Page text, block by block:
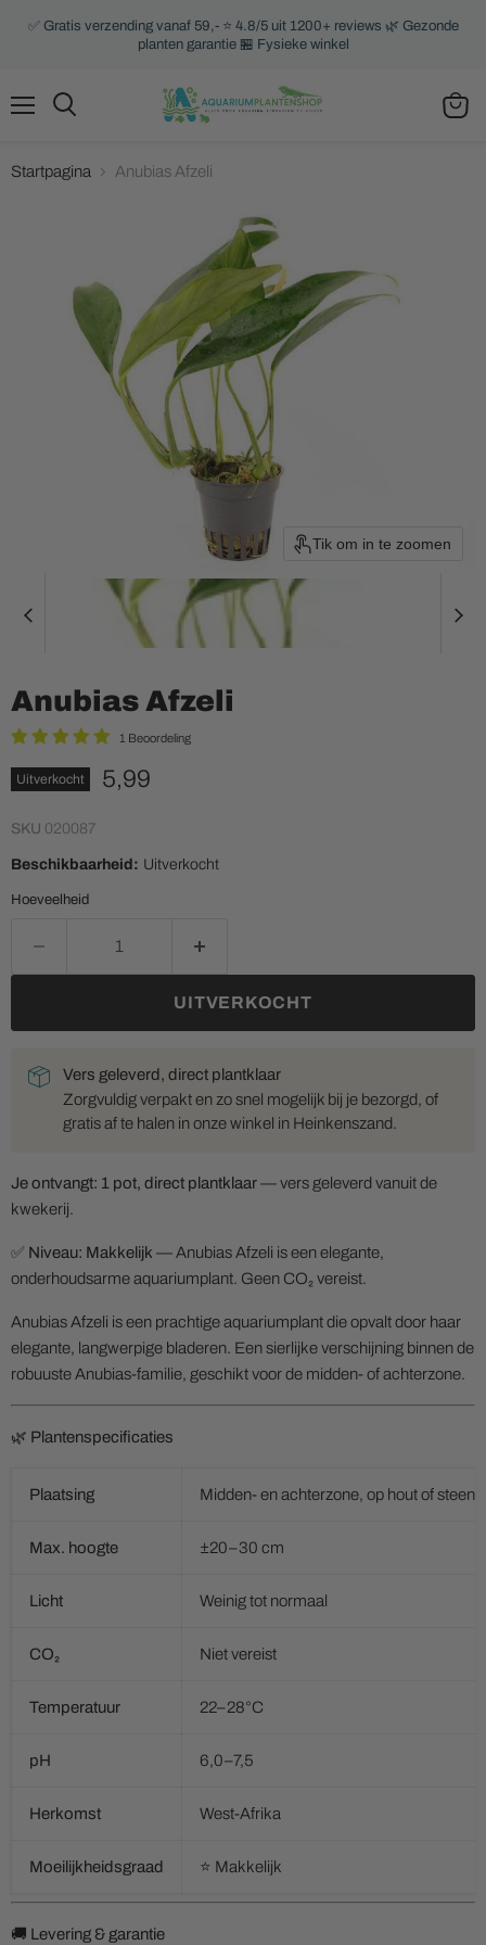
✅ Gratis verzending vanaf 59,- ⭐ 4.8/5 uit 1200+ reviews 🌿 Gezonde
planten garantie 🏪 Fysieke winkel
Startpagina Anubias Afzeli
Tik om in te zoomen
Anubias Afzeli
1 Beoordeling
Uitverkocht Huidige prijs
5,99
SKU 020087
Beschikbaarheid: Uitverkocht
Hoeveelheid
UITVERKOCHT
Vers geleverd, direct plantklaar
Zorgvuldig verpakt en zo snel mogelijk bij je bezorgd, of
gratis af te halen in onze winkel in Heinkenszand.
Je ontvangt: 1 pot, direct plantklaar— vers geleverd vanuit de
kwekerij.
✅ Niveau: Makkelijk — Anubias Afzeli is een elegante,
onderhoudsarme aquariumplant. Geen CO₂ vereist.
Anubias Afzeli is een prachtige aquariumplant die opvalt door haar
elegante, langwerpige bladeren. Een sierlijke verschijning binnen de
robuuste Anubias-familie, geschikt voor de midden- of achterzone.
🌿 Plantenspecificaties
Plaatsing Midden- en achterzone, op hout of steen
Max. hoogte ±20–30 cm
Licht Weinig tot normaal
CO₂ Niet vereist
Temperatuur 22–28°C
pH 6,0–7,5
Herkomst West-Afrika
Moeilijkheidsgraad ⭐ Makkelijk
🚚 Levering & garantie